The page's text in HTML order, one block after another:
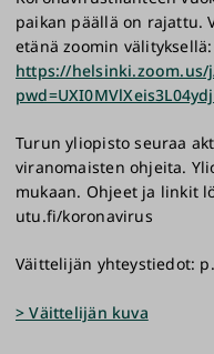
paikan päällä on rajattu.
etänä zoomin välityksellä:
https://helsinki.zoom.us/
Turun yliopisto seuraa
viranomaisten ohjeita.
mukaan. Ohjeet ja linkit
utu.fi/koronavirus
Väittelijän yhteystiedot:
> Väittelijän kuva